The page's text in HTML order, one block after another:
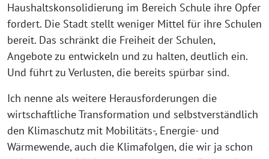
Haushaltskonsolidierung im Bereich Schule ihre Opfer
fordert. Die Stadt stellt weniger Mittel für ihre Schulen
bereit. Das schränkt die Freiheit der Schulen,
Angebote zu entwickeln und zu halten, deutlich ein.
Und führt zu Verlusten, die bereits spürbar sind.
Ich nenne als weitere Herausforderungen die
wirtschaftliche Transformation und selbstverständlich
den Klimaschutz mit Mobilitäts-, Energie- und
Wärmewende, auch die Klimafolgen, die wir ja schon